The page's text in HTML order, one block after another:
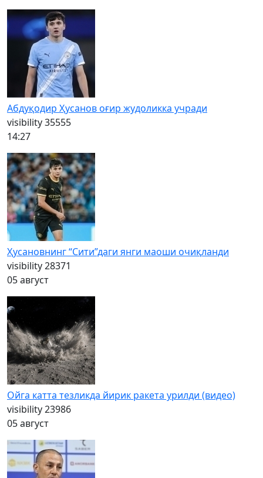
Абдуқодир Ҳусанов оғир жудоликка учради
visibility35555
14:27
Ҳусановнинг “Сити”даги янги маоши очиқланди
visibility28371
05 август
Ойга катта тезликда йирик ракета урилди (видео)
visibility23986
05 август